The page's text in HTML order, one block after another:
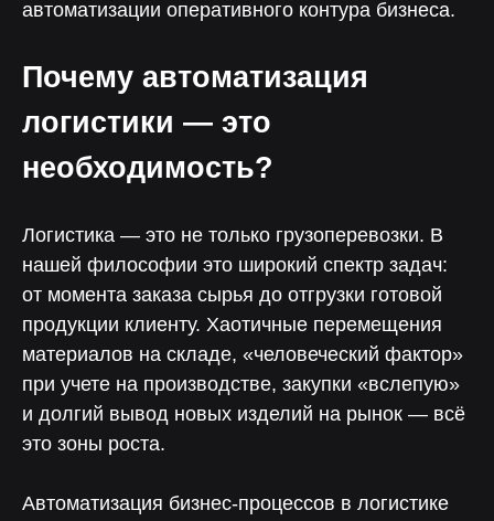
автоматизации оперативного контура бизнеса.
Почему автоматизация
логистики — это
необходимость?
Логистика — это не только грузоперевозки. В
нашей философии это широкий спектр задач:
от момента заказа сырья до отгрузки готовой
продукции клиенту. Хаотичные перемещения
материалов на складе, «человеческий фактор»
при учете на производстве, закупки «вслепую»
и долгий вывод новых изделий на рынок — всё
это зоны роста.
Автоматизация бизнес-процессов в логистике